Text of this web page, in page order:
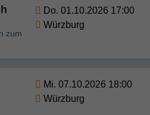
zum
Do. 01.10.2026 17:00
Würzburg
Mi. 07.10.2026 18:00
Würzburg